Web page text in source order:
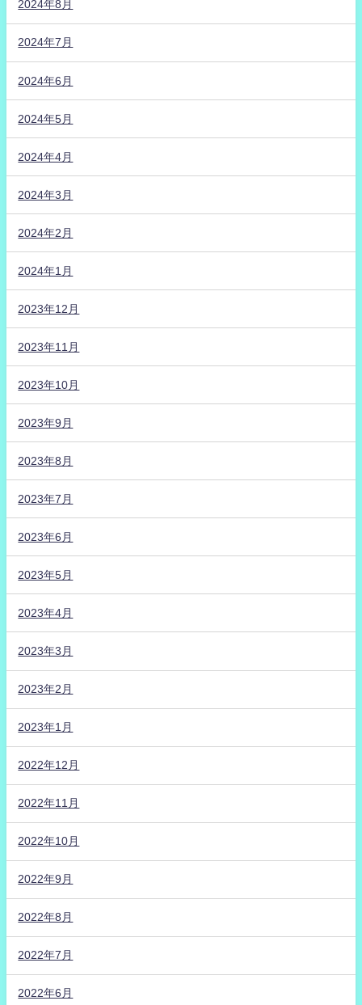
2024年8月
2024年7月
2024年6月
2024年5月
2024年4月
2024年3月
2024年2月
2024年1月
2023年12月
2023年11月
2023年10月
2023年9月
2023年8月
2023年7月
2023年6月
2023年5月
2023年4月
2023年3月
2023年2月
2023年1月
2022年12月
2022年11月
2022年10月
2022年9月
2022年8月
2022年7月
2022年6月